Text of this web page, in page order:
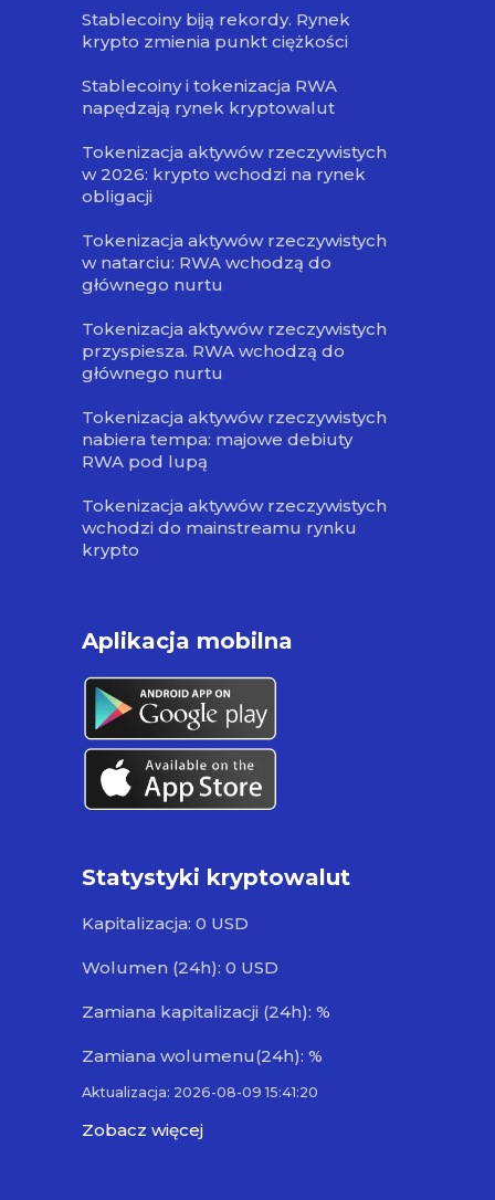
Stablecoiny biją rekordy. Rynek
krypto zmienia punkt ciężkości
Stablecoiny i tokenizacja RWA
napędzają rynek kryptowalut
Tokenizacja aktywów rzeczywistych
w 2026: krypto wchodzi na rynek
obligacji
Tokenizacja aktywów rzeczywistych
w natarciu: RWA wchodzą do
głównego nurtu
Tokenizacja aktywów rzeczywistych
przyspiesza. RWA wchodzą do
głównego nurtu
Tokenizacja aktywów rzeczywistych
nabiera tempa: majowe debiuty
RWA pod lupą
Tokenizacja aktywów rzeczywistych
wchodzi do mainstreamu rynku
krypto
Aplikacja mobilna
Statystyki kryptowalut
Kapitalizacja: 0 USD
Wolumen (24h): 0 USD
Zamiana kapitalizacji (24h): %
Zamiana wolumenu(24h): %
Aktualizacja: 2026-08-09 15:41:20
Zobacz więcej